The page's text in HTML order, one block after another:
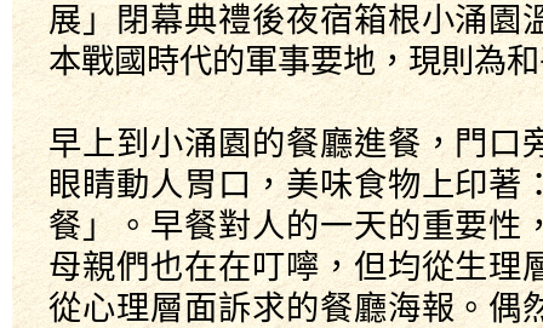
展」閉幕典禮後夜宿箱根小涌園
本戰國時代的軍事要地，現則為
早上到小涌園的餐廳進餐，門口
眼睛動人胃口，美味食物上印著
餐」。早餐對人的一天的重要性
母親們也在在叮嚀，但均從生理
從心理層面訴求的餐廳海報。偶